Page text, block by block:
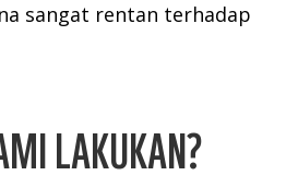
sangat rentan terhadap
LAKUKAN?